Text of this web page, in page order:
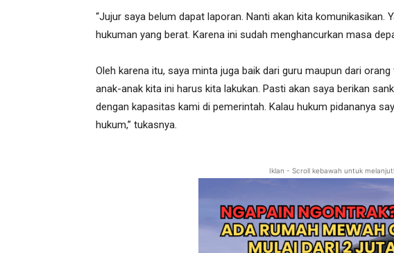
“Jujur saya belum dapat laporan. Nanti akan kita komunikasikan.
hukuman yang berat. Karena ini sudah menghancurkan masa
Oleh karena itu, saya minta juga baik dari guru maupun dari
anak-anak kita ini harus kita lakukan. Pasti akan saya berikan
dengan kapasitas kami di pemerintah. Kalau hukum pidananya
hukum,” tukasnya.
Iklan - Scroll kebawah untuk